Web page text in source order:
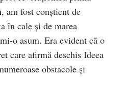
, am fost conștient de
în cale și de marea
o asum. Era evident că o
care afirmă deschis Ideea
obstacole și